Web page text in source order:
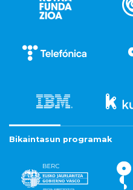
Bikaintasun programak